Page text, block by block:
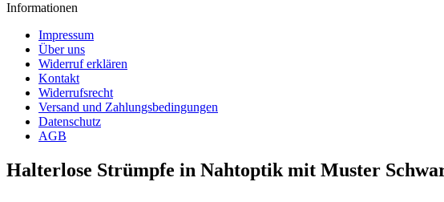
Informationen
Impressum
Über uns
Widerruf erklären
Kontakt
Widerrufsrecht
Versand und Zahlungsbedingungen
Datenschutz
AGB
Halterlose Strümpfe in Nahtoptik mit Muster